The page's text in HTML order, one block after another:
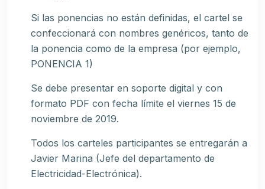
Si las ponencias no están definidas, el cartel se
confeccionará con nombres genéricos, tanto de
la ponencia como de la empresa (por ejemplo,
PONENCIA 1)
Se debe presentar en soporte digital y con
formato PDF con fecha límite el viernes 15 de
noviembre de 2019.
Todos los carteles participantes se entregarán a
Javier Marina (Jefe del departamento de
Electricidad-Electrónica).